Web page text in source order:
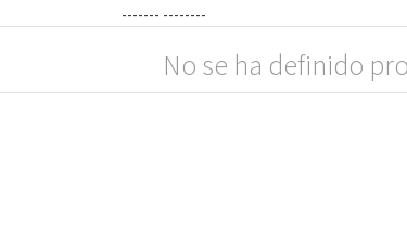
------- --------
No se ha definido